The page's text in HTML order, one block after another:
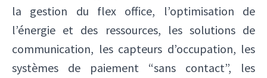
la gestion du flex office, l’optimisation de
l’énergie et des ressources, les solutions de
communication, les capteurs d’occupation, les
systèmes de paiement “sans contact”, les